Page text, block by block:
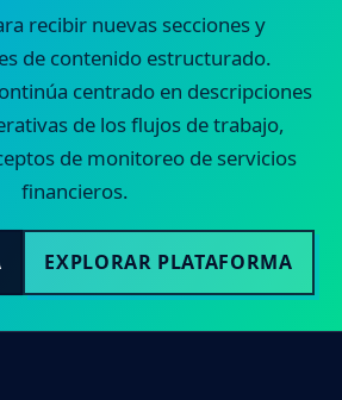
recibir nuevas secciones y
de contenido estructurado.
centrado en descripciones
de los flujos de trabajo,
de monitoreo de servicios
financieros.
EXPLORAR PLATAFORMA